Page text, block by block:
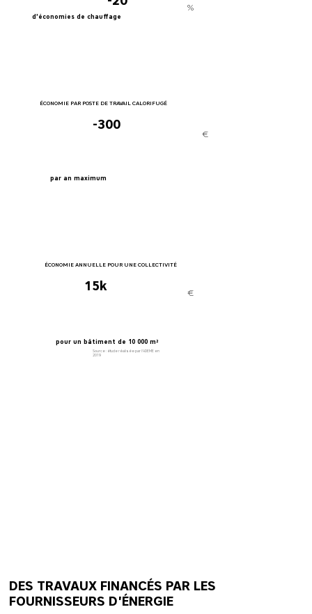
%
d'économies de chauffage
par an maximum
€
-300
ÉCONOMIE PAR POSTE DE TRAVAIL CALORIFUGÉ
pour un bâtiment de 10 000 m²
€
15k
ÉCONOMIE ANNUELLE POUR UNE COLLECTIVITÉ
Source : étude réalisée par l'ADEME en
2019
DES TRAVAUX FINANCÉS PAR LES
FOURNISSEURS D'ÉNERGIE